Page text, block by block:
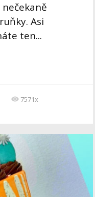
Asi
ten...
7571x